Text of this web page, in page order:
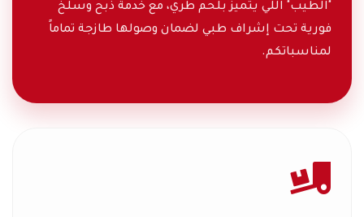
"الطيب" اللي يتميز بلحم طري، مع خدمة ذبح وسلخ
فورية تحت إشراف طبي لضمان وصولها طازجة تماماً
لمناسباتكم.